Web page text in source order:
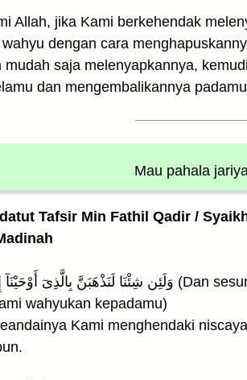
Allah, jika Kami berkehendak
wahyu dengan cara
mudah saja melenyapkannya,
dan mengembalikannya
Mau pahala
Tafsir Min Fathil Qadir /
wahyukan kepadamu)
Kami menghendaki